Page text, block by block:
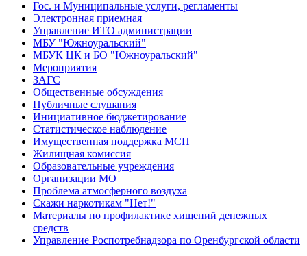
Гос. и Муниципальные услуги, регламенты
Электронная приемная
Управление ИТО администрации
МБУ "Южноуральский"
МБУК ЦК и БО "Южноуральский"
Мероприятия
ЗАГС
Общественные обсуждения
Публичные слушания
Инициативное бюджетирование
Статистическое наблюдение
Имущественная поддержка МСП
Жилищная комиссия
Образовательные учреждения
Организации МО
Проблема атмосферного воздуха
Скажи наркотикам "Нет!"
Материалы по профилактике хищений денежных
средств
Управление Роспотребнадзора по Оренбургской области